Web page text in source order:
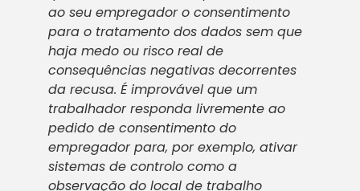
ao seu empregador o consentimento
para o tratamento dos dados sem que
haja medo ou risco real de
consequências negativas decorrentes
da recusa. É improvável que um
trabalhador responda livremente ao
pedido de consentimento do
empregador para, por exemplo, ativar
sistemas de controlo como a
observação do local de trabalho